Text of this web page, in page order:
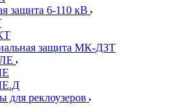
защита 6-110 кВ
защита МК-ДЗТ
для реклоузеров